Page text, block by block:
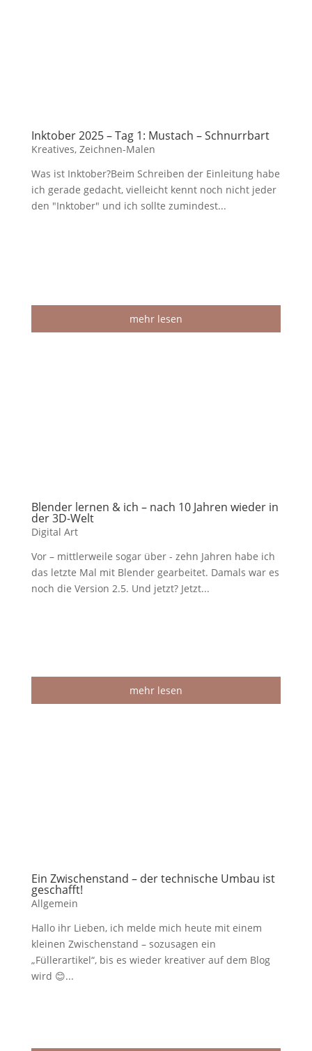
Inktober 2025 – Tag 1: Mustach – Schnurrbart
Kreatives, Zeichnen-Malen
Was ist Inktober?Beim Schreiben der Einleitung habe
ich gerade gedacht, vielleicht kennt noch nicht jeder
den "Inktober" und ich sollte zumindest...
mehr lesen
Blender lernen & ich – nach 10 Jahren wieder in
der 3D-Welt
Digital Art
Vor – mittlerweile sogar über - zehn Jahren habe ich
das letzte Mal mit Blender gearbeitet. Damals war es
noch die Version 2.5. Und jetzt? Jetzt...
mehr lesen
Ein Zwischenstand – der technische Umbau ist
geschafft!
Allgemein
Hallo ihr Lieben, ich melde mich heute mit einem
kleinen Zwischenstand – sozusagen ein
„Füllerartikel“, bis es wieder kreativer auf dem Blog
wird 😊...